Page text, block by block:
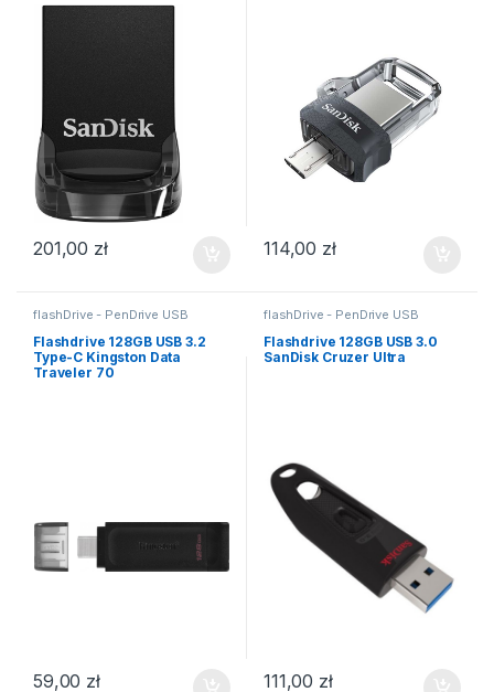
201,00 zł 114,00 zł
flashDrive - PenDrive USB
Flashdrive 128GB USB 3.2
Type-C Kingston Data
Traveler 70
59,00 zł
flashDrive - PenDrive USB
Flashdrive 128GB USB 3.0
SanDisk Cruzer Ultra
111,00 zł